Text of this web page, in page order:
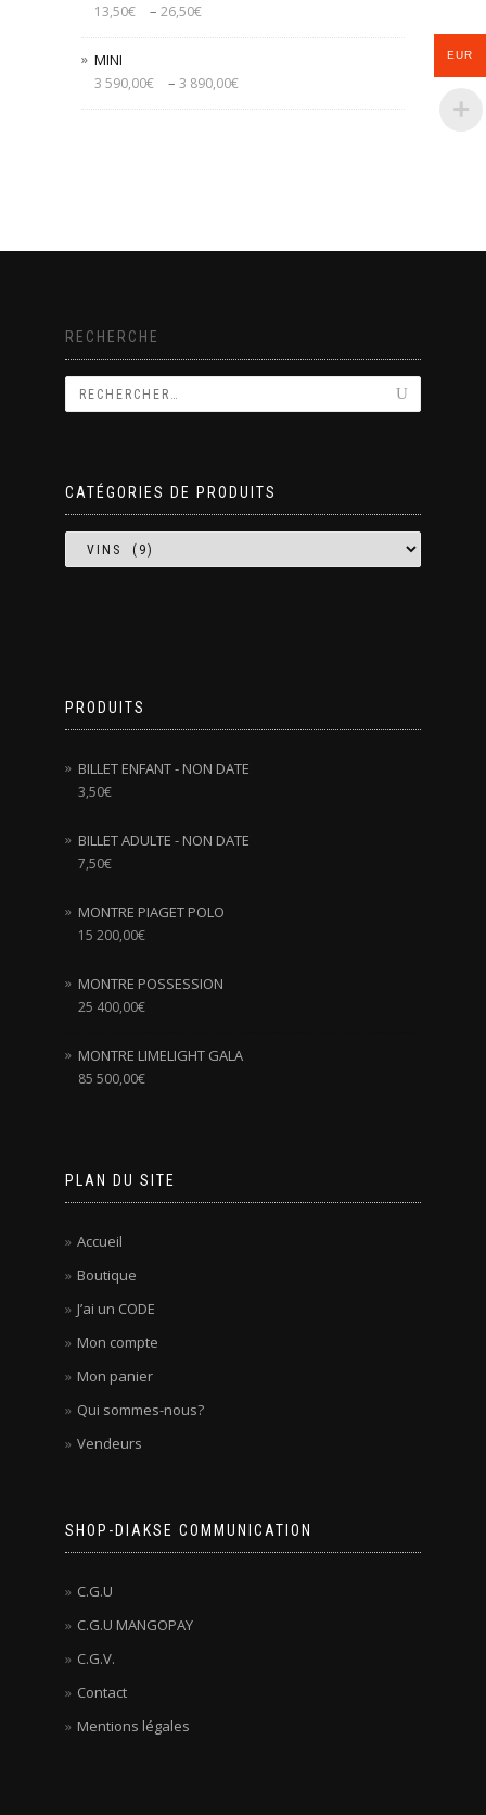
13,50€ – 26,50€
MINI
3 590,00€ – 3 890,00€
RECHERCHE
CATÉGORIES DE PRODUITS
PRODUITS
BILLET ENFANT - NON DATE
3,50€
BILLET ADULTE - NON DATE
7,50€
MONTRE PIAGET POLO
15 200,00€
MONTRE POSSESSION
25 400,00€
MONTRE LIMELIGHT GALA
85 500,00€
PLAN DU SITE
Accueil
Boutique
J’ai un CODE
Mon compte
Mon panier
Qui sommes-nous?
Vendeurs
SHOP-DIAKSE COMMUNICATION
C.G.U
C.G.U MANGOPAY
C.G.V.
Contact
Mentions légales
EUR